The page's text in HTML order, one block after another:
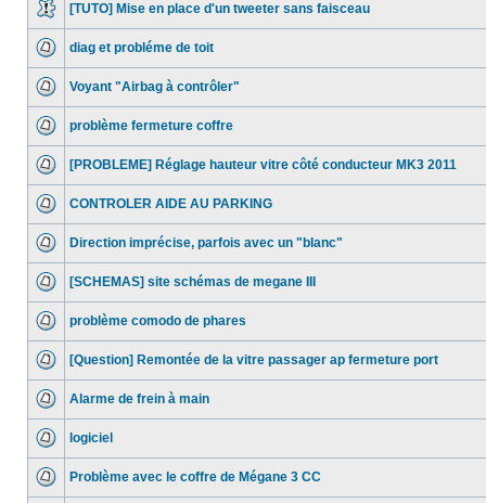
[TUTO] Mise en place d'un tweeter sans faisceau
diag et probléme de toit
Voyant "Airbag à contrôler"
problème fermeture coffre
[PROBLEME] Réglage hauteur vitre côté conducteur MK3 2011
CONTROLER AIDE AU PARKING
Direction imprécise, parfois avec un "blanc"
[SCHEMAS] site schémas de megane III
problème comodo de phares
[Question] Remontée de la vitre passager ap fermeture port
Alarme de frein à main
logiciel
Problème avec le coffre de Mégane 3 CC